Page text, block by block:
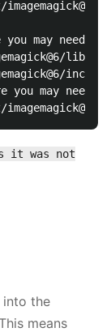
may need
lib
include
you may need
it was not
into the
means